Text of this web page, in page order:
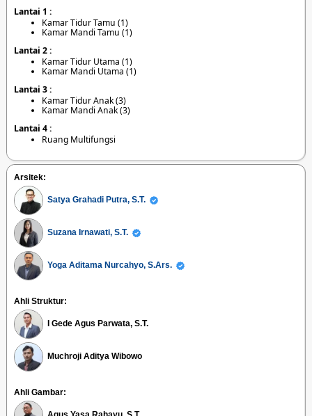
Lantai 1 :
Kamar Tidur Tamu (1)
Kamar Mandi Tamu (1)
Lantai 2 :
Kamar Tidur Utama (1)
Kamar Mandi Utama (1)
Lantai 3 :
Kamar Tidur Anak (3)
Kamar Mandi Anak (3)
Lantai 4 :
Ruang Multifungsi
Arsitek:
Satya Grahadi Putra, S.T.
Suzana Irnawati, S.T.
Yoga Aditama Nurcahyo, S.Ars.
Ahli Struktur:
I Gede Agus Parwata, S.T.
Muchroji Aditya Wibowo
Ahli Gambar: